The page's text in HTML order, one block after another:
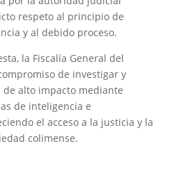
respeto al principio de
y al debido proceso.
la Fiscalía General del
de investigar y
alto impacto mediante
de inteligencia e
el acceso a la justicia y la
colimense.